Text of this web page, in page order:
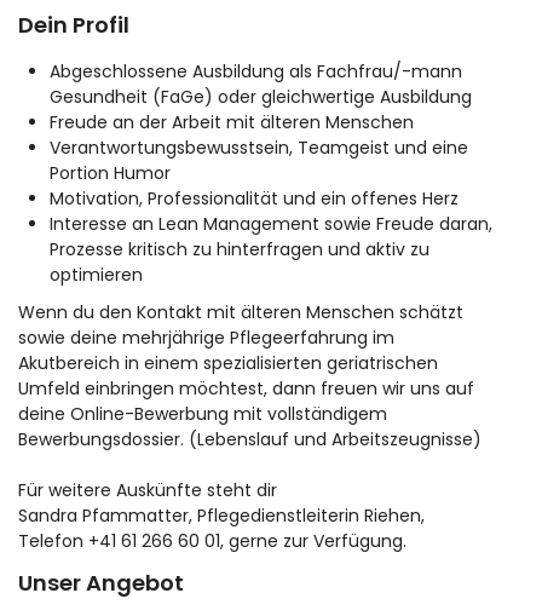
Dein Profil
Abgeschlossene Ausbildung als Fachfrau/-mann
Gesundheit (FaGe) oder gleichwertige Ausbildung
Freude an der Arbeit mit älteren Menschen
Verantwortungsbewusstsein, Teamgeist und eine
Portion Humor
Motivation, Professionalität und ein offenes Herz
Interesse an Lean Management sowie Freude daran,
Prozesse kritisch zu hinterfragen und aktiv zu
optimieren
Wenn du den Kontakt mit älteren Menschen schätzt
sowie deine mehrjährige Pflegeerfahrung im
Akutbereich in einem spezialisierten geriatrischen
Umfeld einbringen möchtest, dann freuen wir uns auf
deine Online-Bewerbung mit vollständigem
Bewerbungsdossier. (Lebenslauf und Arbeitszeugnisse)
Für weitere Auskünfte steht dir
Sandra Pfammatter, Pflegedienstleiterin Riehen,
Telefon +41 61 266 60 01, gerne zur Verfügung.
Unser Angebot